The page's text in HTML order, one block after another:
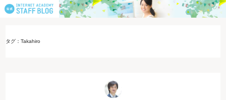
タグ：Takahiro